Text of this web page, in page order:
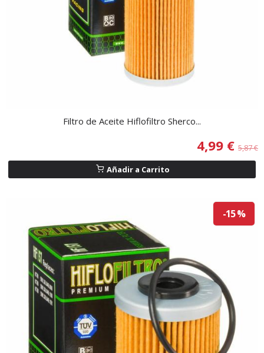
Filtro de Aceite Hiflofiltro Sherco...
4,99 € 5,87 €
Añadir a Carrito
-15 %